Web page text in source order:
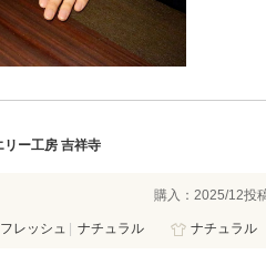
リー工房 吉祥寺
購入：2025/12投
フレッシュ ナチュラル ナチュラル